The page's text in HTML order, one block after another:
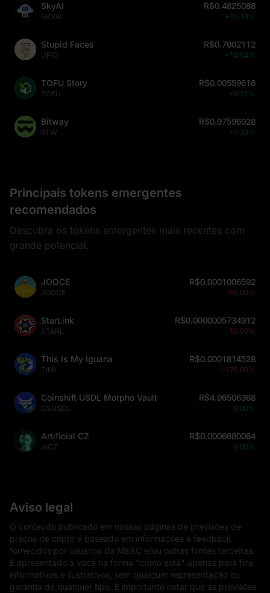
SkyAI
SKYAI
R$0.4825088
+15.10%
Stupid Faces
UPID
R$0.7002112
+14.04%
TOFU Story
TOFU
R$0.00559616
+8.21%
Bitway
BTW
R$0.97596928
+7.39%
Principais tokens emergentes
recomendados
Descubra os tokens emergentes mais recentes com
grande potencial.
JOOCE
JOOCE
R$0.0001006592
-50.00%
StarLink
STARL
R$0.0000005734912
-50.00%
This Is My Iguana
TIMI
R$0.0001814528
-170.00%
Coinshift USDL Morpho Vault
CSUSDL
R$4.96506368
0.00%
Artificial CZ
AICZ
R$0.0006680064
0.00%
Aviso legal
O conteúdo publicado em nossas páginas de previsões de
preços de cripto é baseado em informações e feedback
fornecidos por usuários da MEXC e/ou outras fontes terceiras.
É apresentado a você na forma "como está" apenas para fins
informativos e ilustrativos, sem qualquer representação ou
garantia de qualquer tipo. É importante notar que as previsões